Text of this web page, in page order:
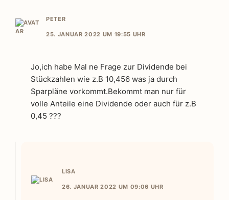
PETER
25. JANUAR 2022 UM 19:55 UHR
Jo,ich habe Mal ne Frage zur Dividende bei
Stückzahlen wie z.B 10,456 was ja durch
Sparpläne vorkommt.Bekommt man nur für
volle Anteile eine Dividende oder auch für z.B
0,45 ???
LISA
26. JANUAR 2022 UM 09:06 UHR